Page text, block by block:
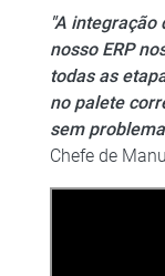
"A integração
nosso ERP
todas as
no palete
sem
Chefe de